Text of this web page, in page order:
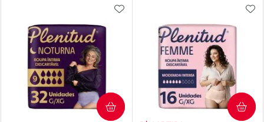
Laboratório
Por Menos Laboratório
Por Menos
ADICIONAR AOS FAVORITOS
COMPRAR COMPRAR